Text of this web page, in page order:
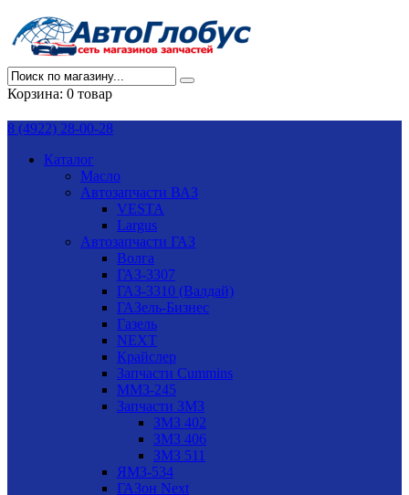
Корзина: 0 товар
8 (4922) 28-00-28
Каталог
Масло
Автозапчасти ВАЗ
VESTA
Largus
Автозапчасти ГАЗ
Волга
ГАЗ-3307
ГАЗ-3310 (Валдай)
ГАЗель-Бизнес
Газель
NEXT
Крайслер
Запчасти Cummins
ММЗ-245
Запчасти ЗМЗ
ЗМЗ 402
ЗМЗ 406
ЗМЗ 511
ЯМЗ-534
ГАЗон Next